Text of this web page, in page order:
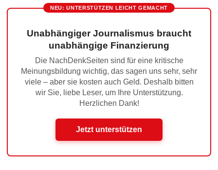
NEU: UNTERSTÜTZEN LEICHT GEMACHT
Unabhängiger Journalismus braucht
unabhängige Finanzierung
Die NachDenkSeiten sind für eine kritische
Meinungsbildung wichtig, das sagen uns sehr, sehr
viele – aber sie kosten auch Geld. Deshalb bitten
wir Sie, liebe Leser, um Ihre Unterstützung.
Herzlichen Dank!
Jetzt unterstützen